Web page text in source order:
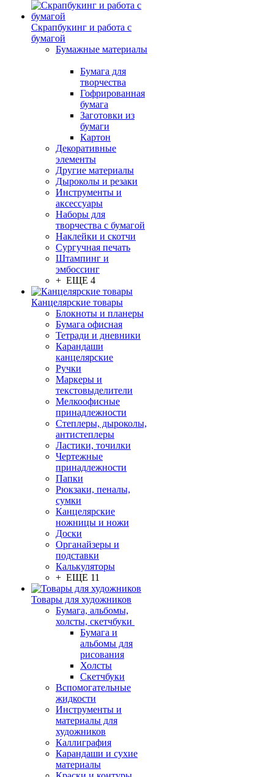
Скрапбукинг и работа с
бумагой
Бумажные материалы
Бумага для
творчества
Гофрированная
бумага
Заготовки из
бумаги
Картон
Декоративные
элементы
Другие материалы
Дыроколы и резаки
Инструменты и
аксессуары
Наборы для
творчества с бумагой
Наклейки и скотчи
Сургучная печать
Штампинг и
эмбоссинг
+ ЕЩЕ 4
Канцелярские товары
Блокноты и планеры
Бумага офисная
Тетради и дневники
Карандаши
канцелярские
Ручки
Маркеры и
текстовыделители
Мелкоофисные
принадлежности
Степлеры, дыроколы,
антистеплеры
Ластики, точилки
Чертежные
принадлежности
Папки
Рюкзаки, пеналы,
сумки
Канцелярские
ножницы и ножи
Доски
Органайзеры и
подставки
Калькуляторы
+ ЕЩЕ 11
Товары для художников
Бумага, альбомы,
холсты, скетчбуки
Бумага и
альбомы для
рисования
Холсты
Скетчбуки
Вспомогательные
жидкости
Инструменты и
материалы для
художников
Каллиграфия
Карандаши и сухие
материалы